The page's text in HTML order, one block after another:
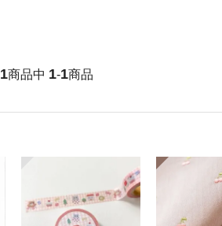
1商品中 1-1商品